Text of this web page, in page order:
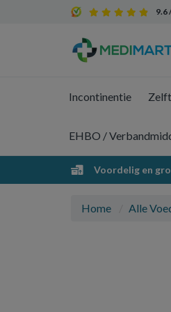
9.6
Incontinentie
EHBO /
Voordelig en
Home Alle